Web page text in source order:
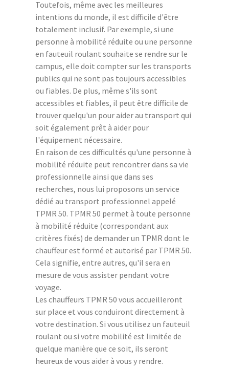
Toutefois, même avec les meilleures
intentions du monde, il est difficile d'être
totalement inclusif. Par exemple, si une
personne à mobilité réduite ou une personne
en fauteuil roulant souhaite se rendre sur le
campus, elle doit compter sur les transports
publics qui ne sont pas toujours accessibles
ou fiables. De plus, même s'ils sont
accessibles et fiables, il peut être difficile de
trouver quelqu'un pour aider au transport qui
soit également prêt à aider pour
l'équipement nécessaire.
En raison de ces difficultés qu'une personne à
mobilité réduite peut rencontrer dans sa vie
professionnelle ainsi que dans ses
recherches, nous lui proposons un service
dédié au transport professionnel appelé
TPMR 50. TPMR 50 permet à toute personne
à mobilité réduite (correspondant aux
critères fixés) de demander un TPMR dont le
chauffeur est formé et autorisé par TPMR 50.
Cela signifie, entre autres, qu'il sera en
mesure de vous assister pendant votre
voyage.
Les chauffeurs TPMR 50 vous accueilleront
sur place et vous conduiront directement à
votre destination. Si vous utilisez un fauteuil
roulant ou si votre mobilité est limitée de
quelque manière que ce soit, ils seront
heureux de vous aider à vous y rendre.